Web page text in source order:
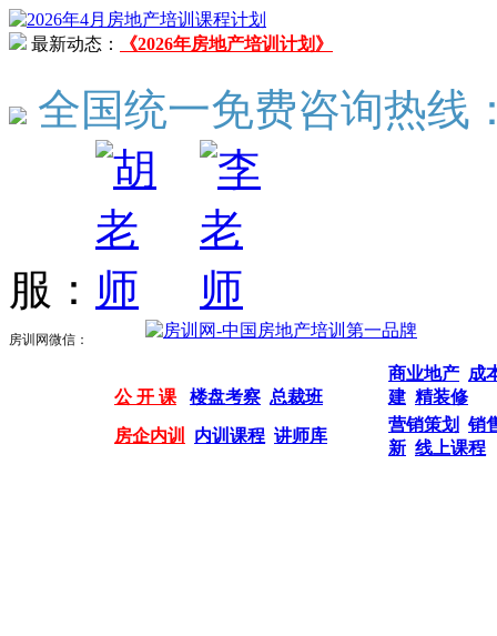
最新动态： 《2026年房地产培训计划》
全国统一免费咨询热线
服：
房训网微信：
公 开 课 楼盘考察 总裁班
商业地产 成
建 精装修
房企内训 内训课程 讲师库
营销策划
销
新 线上课程